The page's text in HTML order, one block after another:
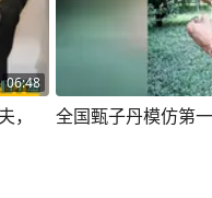
06:48
，
全国甄子丹模仿第